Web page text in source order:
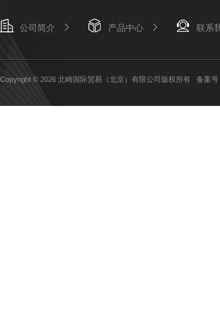
公司简介 产品中心 联系
Copyright © 2026 北崎国际贸易（北京）有限公司版权所有 备案号